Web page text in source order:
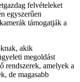
felvételeket
egyszerűen
támogatják a
akik
megoldást
rendszerek, amelyek a
de magasabb